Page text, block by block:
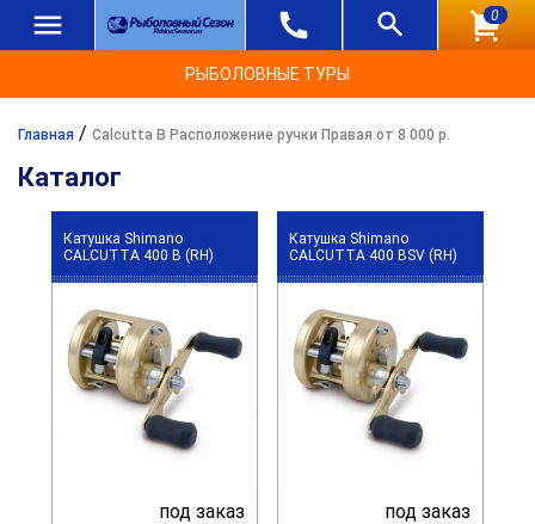
0
РЫБОЛОВНЫЕ ТУРЫ
Главная / Calcutta B Расположение ручки Правая от 8 000 р.
Каталог
Катушка Shimano
CALCUTTA 400 B (RH)
под заказ
Катушка Shimano
CALCUTTA 400 BSV (RH)
под заказ